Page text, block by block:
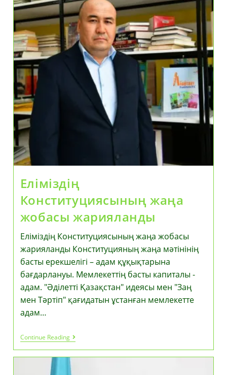
Еліміздің
Конституциясының жаңа
жобасы жарияланды
Еліміздің Конституциясының жаңа жобасы
жарияланды Конституцияның жаңа мәтінінің
басты ерекшелігі – адам құқықтарына
бағдарлануы. Мемлекеттің басты капиталы -
адам. "Әділетті Қазақстан" идеясы мен "Заң
мен Тәртіп" қағидатын ұстанған мемлекетте
адам…
Continue ReadingЕліміздің
Конституциясының
Жаңа
Жобасы
Жарияланды